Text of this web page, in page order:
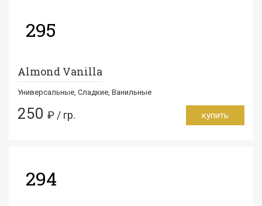
295
Almond Vanilla
Универсальные, Сладкие, Ванильные
250 ₽ / гр. купить
294